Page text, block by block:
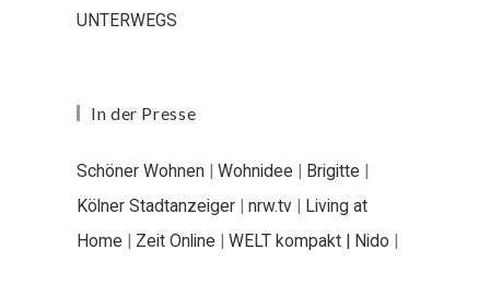
UNTERWEGS
In der Presse
Schöner Wohnen | Wohnidee | Brigitte |
Kölner Stadtanzeiger | nrw.tv | Living at
Home | Zeit Online | WELT kompakt | Nido |